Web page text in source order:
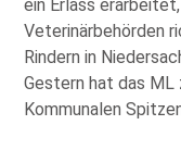
ein Erlass
Veterinärbehörden
Rindern in
Gestern hat das ML
Kommunalen